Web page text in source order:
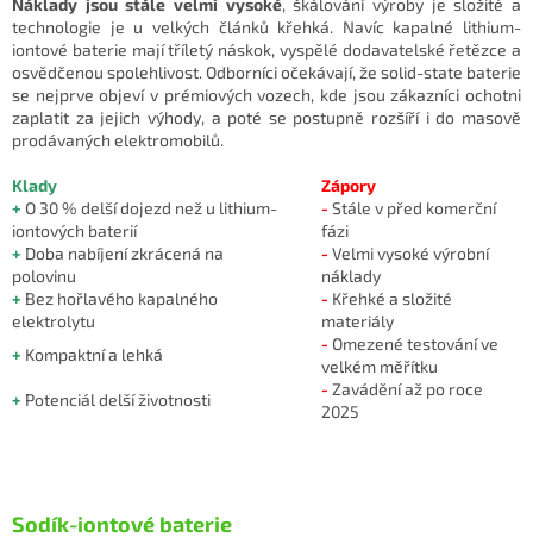
technologie je u velkých článků křehká. Navíc kapalné lithium-
iontové baterie mají tříletý náskok, vyspělé dodavatelské řetězce a
osvědčenou spolehlivost. Odborníci očekávají, že solid-state baterie
se nejprve objeví v prémiových vozech, kde jsou zákazníci ochotni
zaplatit za jejich výhody, a poté se postupně rozšíří i do masově
prodávaných elektromobilů.
Klady
Zápory
+ O 30 % delší dojezd než u lithium-
iontových baterií
- Stále v před komerční
fázi
+ Doba nabíjení zkrácená na
polovinu
- Velmi vysoké výrobní
náklady
+ Bez hořlavého kapalného
elektrolytu
- Křehké a složité
materiály
+ Kompaktní a lehká
- Omezené testování ve
velkém měřítku
+ Potenciál delší životnosti
- Zavádění až po roce
2025
Sodík-iontové baterie